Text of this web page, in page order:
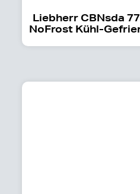
Liebherr CBNsda
NoFrost Kühl-